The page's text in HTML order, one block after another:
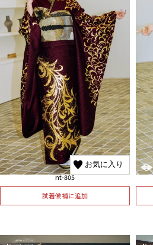
お気に入り
nt-805
試着候補に追加